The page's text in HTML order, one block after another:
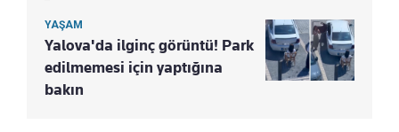
YAŞAM
Yalova'da ilginç görüntü! Park
edilmemesi için yaptığına
bakın